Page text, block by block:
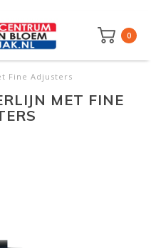
0
Fine Adjusters
MET FINE